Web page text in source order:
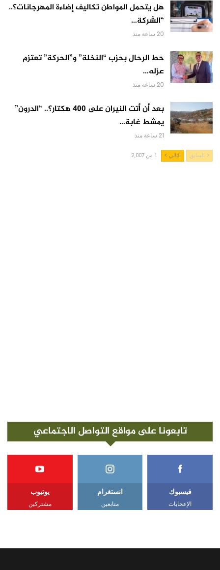
هل يتحمل المواطن تكاليف إضاءة المهرجانات؟..
“الشركة…
20 ساعة منذ
حط الرحال بحزب “النخلة” و”الحركة” تعتزم
عزله…
20 ساعة منذ
بعد أن أتت النيران على 400 هكتار؟.. “الدرون”
يمشط غابة…
21 ساعة منذ
السابق التالي 1 من 2,007
تابعونا على مواقع التواصل الاجتماعي
فيسبوك
الإعجابات
انستغرام
متابعين
يوتيوب
مشتركين